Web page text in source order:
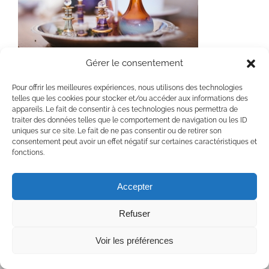
Gérer le consentement
Pour offrir les meilleures expériences, nous utilisons des technologies
telles que les cookies pour stocker et/ou accéder aux informations des
appareils. Le fait de consentir à ces technologies nous permettra de
traiter des données telles que le comportement de navigation ou les ID
uniques sur ce site. Le fait de ne pas consentir ou de retirer son
consentement peut avoir un effet négatif sur certaines caractéristiques et
fonctions.
Accepter
Refuser
Voir les préférences
Bouteilles des huiles d’Amyrha
Copyright 2020 Chaumière Fleur Soleil | Tous droits réservés | All rights
FacebookYouTube